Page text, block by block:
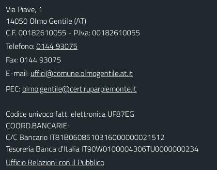
Via Piave, 1
14050 Olmo Gentile (AT)
C.F. 00182610055 - P.Iva: 00182610055
Telefono:0144 93075
Fax: 0144 93075
E-mail:
PEC:
Codice univoco fatt. elettronica UF87EG
COORD.BANCARIE:
C/C Bancario IT81B0608510316000000021512
Tesoreria Banca d'Italia IT90W0100004306TU0000000234
Ufficio Relazioni con il Pubblico